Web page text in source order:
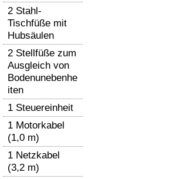
2 Stahl-
Tischfüße mit
Hubsäulen
2 Stellfüße zum
Ausgleich von
Bodenunebenhe
iten
1 Steuereinheit
1 Motorkabel
(1,0 m)
1 Netzkabel
(3,2 m)